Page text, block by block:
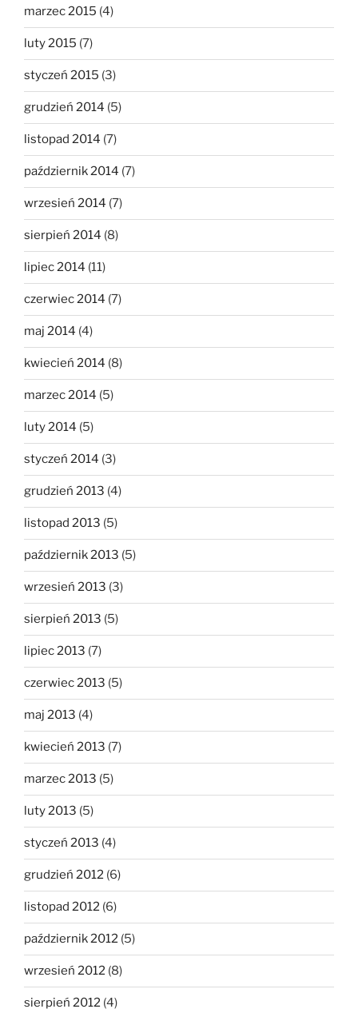
marzec 2015 (4)
luty 2015 (7)
styczeń 2015 (3)
grudzień 2014 (5)
listopad 2014 (7)
październik 2014 (7)
wrzesień 2014 (7)
sierpień 2014 (8)
lipiec 2014 (11)
czerwiec 2014 (7)
maj 2014 (4)
kwiecień 2014 (8)
marzec 2014 (5)
luty 2014 (5)
styczeń 2014 (3)
grudzień 2013 (4)
listopad 2013 (5)
październik 2013 (5)
wrzesień 2013 (3)
sierpień 2013 (5)
lipiec 2013 (7)
czerwiec 2013 (5)
maj 2013 (4)
kwiecień 2013 (7)
marzec 2013 (5)
luty 2013 (5)
styczeń 2013 (4)
grudzień 2012 (6)
listopad 2012 (6)
październik 2012 (5)
wrzesień 2012 (8)
sierpień 2012 (4)